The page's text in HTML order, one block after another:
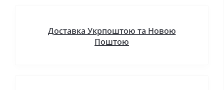
Доставка Укрпоштою та Новою
Поштою